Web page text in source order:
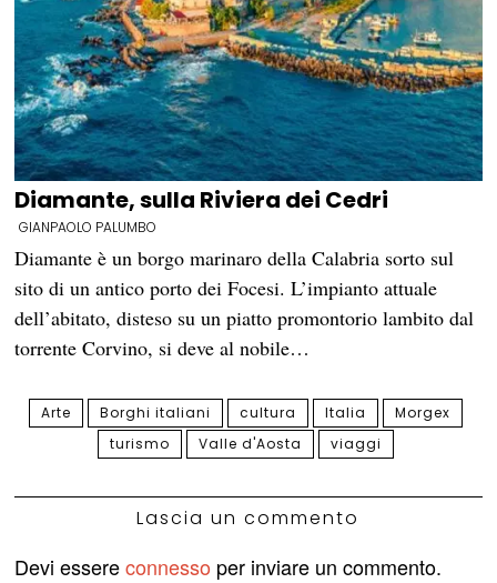
Diamante, sulla Riviera dei Cedri
GIANPAOLO PALUMBO
Diamante è un borgo marinaro della Calabria sorto sul
sito di un antico porto dei Focesi. L’impianto attuale
dell’abitato, disteso su un piatto promontorio lambito dal
torrente Corvino, si deve al nobile…
Arte Borghi italiani cultura Italia
Morgex
turismo
Valle d'Aosta viaggi
Lascia un commento
Devi essereconnesso per inviare un commento.